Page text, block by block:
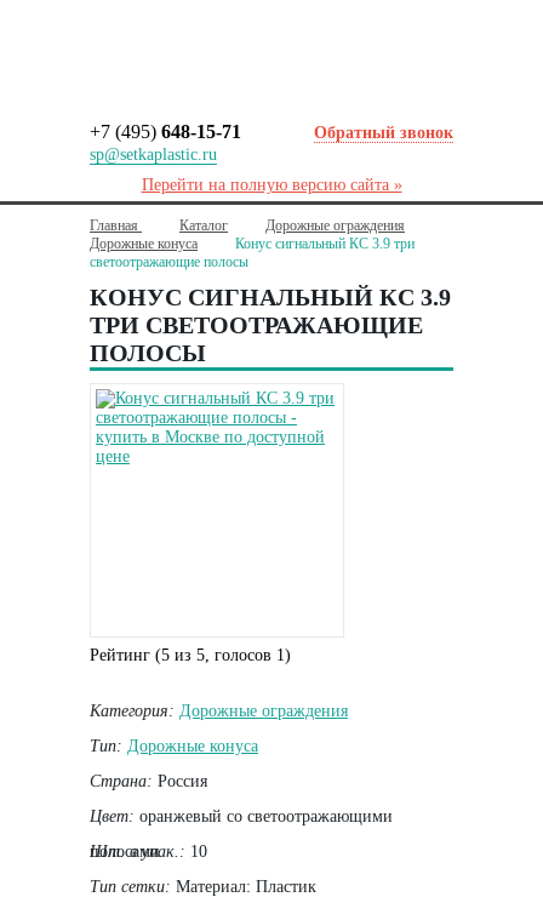
+7 (495) 648-15-71
sp@setkaplastic.ru
Обратный звонок
Перейти на полную версию сайта »
Главная Каталог
Дорожные ограждения
Дорожные конуса
Конус сигнальный КС 3.9 три
светоотражающие полосы
КОНУС СИГНАЛЬНЫЙ КС 3.9
ТРИ СВЕТООТРАЖАЮЩИЕ
ПОЛОСЫ
Рейтинг (5 из 5, голосов 1)
Категория: Дорожные ограждения
Тип: Дорожные конуса
Страна: Россия
Цвет: оранжевый со светоотражающими
полосами
Шт. в упак.: 10
Тип сетки: Материал: Пластик